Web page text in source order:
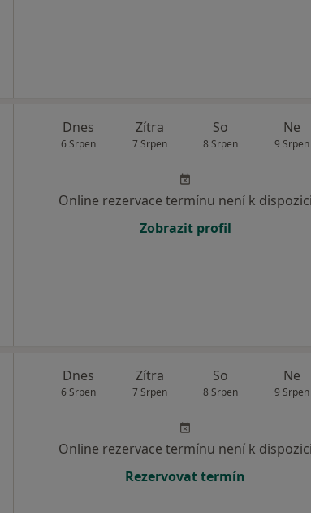
Dnes
6 Srpen
Zítra
7 Srpen
So
8 Srpen
Ne
9 Srpen
Online rezervace termínu není k dispozici
Zobrazit profil
Dnes
6 Srpen
Zítra
7 Srpen
So
8 Srpen
Ne
9 Srpen
Online rezervace termínu není k dispozici
Rezervovat termín